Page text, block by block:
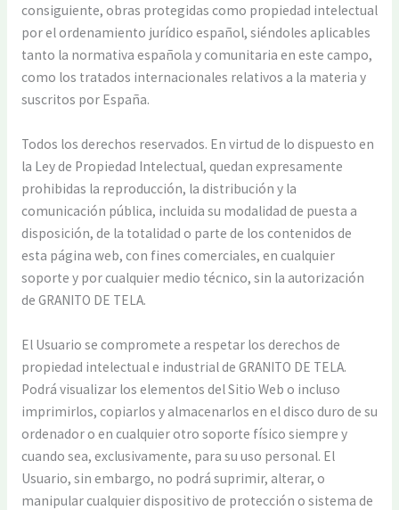
consiguiente, obras protegidas como propiedad intelectual
por el ordenamiento jurídico español, siéndoles aplicables
tanto la normativa española y comunitaria en este campo,
como los tratados internacionales relativos a la materia y
suscritos por España.
Todos los derechos reservados. En virtud de lo dispuesto en
la Ley de Propiedad Intelectual, quedan expresamente
prohibidas la reproducción, la distribución y la
comunicación pública, incluida su modalidad de puesta a
disposición, de la totalidad o parte de los contenidos de
esta página web, con fines comerciales, en cualquier
soporte y por cualquier medio técnico, sin la autorización
de GRANITO DE TELA.
El Usuario se compromete a respetar los derechos de
propiedad intelectual e industrial de GRANITO DE TELA.
Podrá visualizar los elementos del Sitio Web o incluso
imprimirlos, copiarlos y almacenarlos en el disco duro de su
ordenador o en cualquier otro soporte físico siempre y
cuando sea, exclusivamente, para su uso personal. El
Usuario, sin embargo, no podrá suprimir, alterar, o
manipular cualquier dispositivo de protección o sistema de